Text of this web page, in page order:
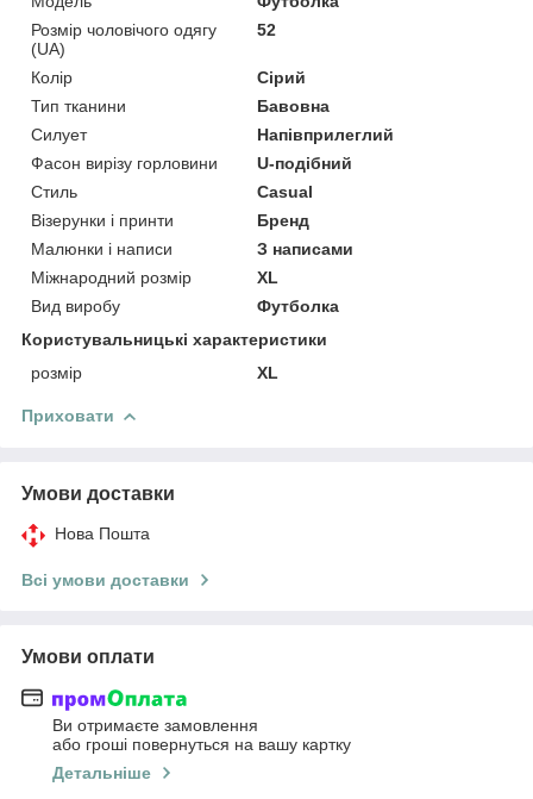
Розмір чоловічого одягу
(UA)
52
Колір
Сірий
Тип тканини
Бавовна
Силует
Напівприлеглий
Фасон вирізу горловини
U-подібний
Стиль
Casual
Візерунки і принти
Бренд
Малюнки і написи
З написами
Міжнародний розмір
XL
Вид виробу
Футболка
Користувальницькі характеристики
розмір
XL
Приховати
Умови доставки
Нова Пошта
Всі умови доставки
Умови оплати
Ви отримаєте замовлення
або гроші повернуться на вашу картку
Детальніше